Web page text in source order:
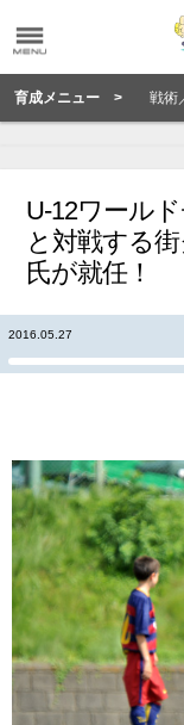
育成メニュー > 戦術
U-12ワール
と対戦する
氏が就任！
2016.05.27